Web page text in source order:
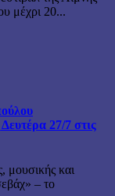
μέχρι 20...
27/7 στις
και
– το